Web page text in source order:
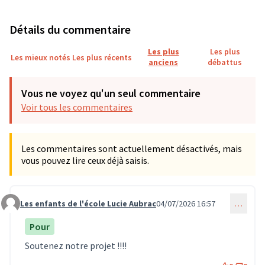
Détails du commentaire
Les mieux notés Les plus récents
Les plus
anciens
Les plus
débattus
Vous ne voyez qu'un seul commentaire
Voir tous les commentaires
Les commentaires sont actuellement désactivés, mais
vous pouvez lire ceux déjà saisis.
Commentaire 2120
Les enfants de l'école Lucie Aubrac04/07/2026 16:57 …
Pour
Soutenez notre projet !!!!